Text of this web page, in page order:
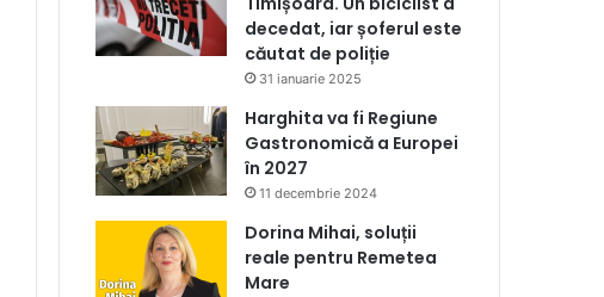
decedat, iar șoferul este
căutat de poliție
31 ianuarie 2025
Harghita va fi Regiune
Gastronomică a Europei
în 2027
11 decembrie 2024
Dorina Mihai, soluții
reale pentru Remetea
Mare